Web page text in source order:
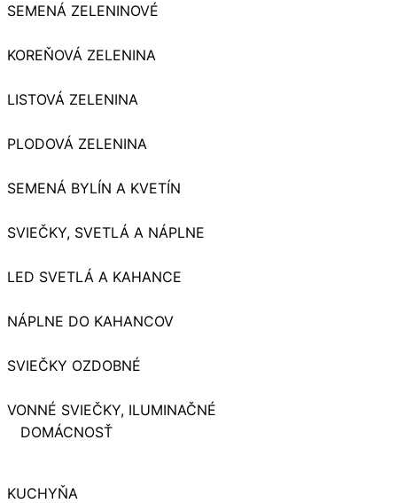
SEMENÁ ZELENINOVÉ
KOREŇOVÁ ZELENINA
LISTOVÁ ZELENINA
PLODOVÁ ZELENINA
SEMENÁ BYLÍN A KVETÍN
SVIEČKY, SVETLÁ A NÁPLNE
LED SVETLÁ A KAHANCE
NÁPLNE DO KAHANCOV
SVIEČKY OZDOBNÉ
VONNÉ SVIEČKY, ILUMINAČNÉ
DOMÁCNOSŤ
KUCHYŇA